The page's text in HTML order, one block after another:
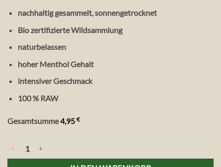
nachhaltig gesammelt, sonnengetrocknet
Bio zertifizierte Wildsammlung
naturbelassen
hoher Menthol Gehalt
intensiver Geschmack
100 % RAW
Gesamtsumme4,95 €
Vita Verde Wild & Raw Bio Pefferminze 70 g Menge